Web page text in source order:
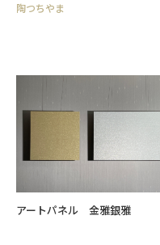
陶つちやま
アートパネル 金雅銀雅